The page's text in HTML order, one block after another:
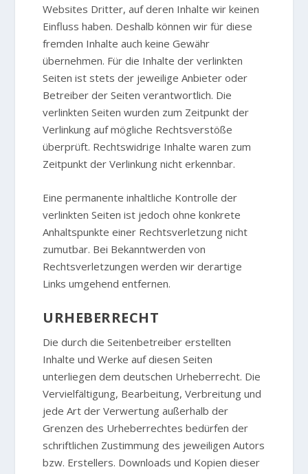
Websites Dritter, auf deren Inhalte wir keinen
Einfluss haben. Deshalb können wir für diese
fremden Inhalte auch keine Gewähr
übernehmen. Für die Inhalte der verlinkten
Seiten ist stets der jeweilige Anbieter oder
Betreiber der Seiten verantwortlich. Die
verlinkten Seiten wurden zum Zeitpunkt der
Verlinkung auf mögliche Rechtsverstöße
überprüft. Rechtswidrige Inhalte waren zum
Zeitpunkt der Verlinkung nicht erkennbar.
Eine permanente inhaltliche Kontrolle der
verlinkten Seiten ist jedoch ohne konkrete
Anhaltspunkte einer Rechtsverletzung nicht
zumutbar. Bei Bekanntwerden von
Rechtsverletzungen werden wir derartige
Links umgehend entfernen.
URHEBERRECHT
Die durch die Seitenbetreiber erstellten
Inhalte und Werke auf diesen Seiten
unterliegen dem deutschen Urheberrecht. Die
Vervielfältigung, Bearbeitung, Verbreitung und
jede Art der Verwertung außerhalb der
Grenzen des Urheberrechtes bedürfen der
schriftlichen Zustimmung des jeweiligen Autors
bzw. Erstellers. Downloads und Kopien dieser